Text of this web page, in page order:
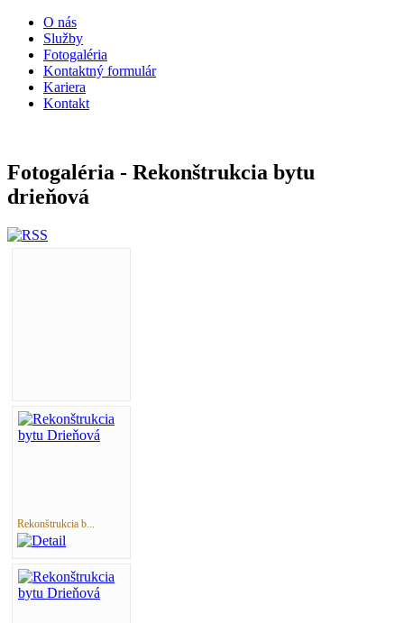
O nás
Služby
Fotogaléria
Kontaktný formulár
Kariera
Kontakt
Fotogaléria - Rekonštrukcia bytu
drieňová
Rekonštrukcia b...